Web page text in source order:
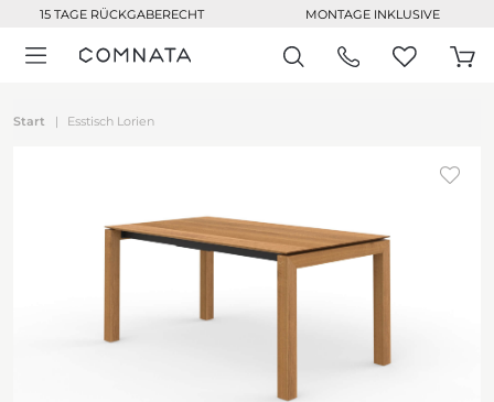
15 TAGE RÜCKGABERECHT MONTAGE INKLUSIVE
Start Esstisch Lorien